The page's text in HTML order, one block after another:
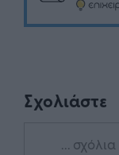
Σχολιάστε
... σχόλια